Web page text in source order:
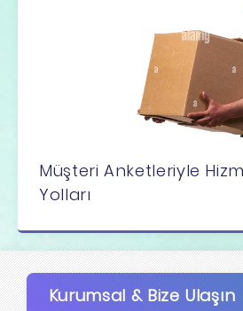
Müşteri Anketleriyle
Yolları
Kurumsal & Bize Ulaşın